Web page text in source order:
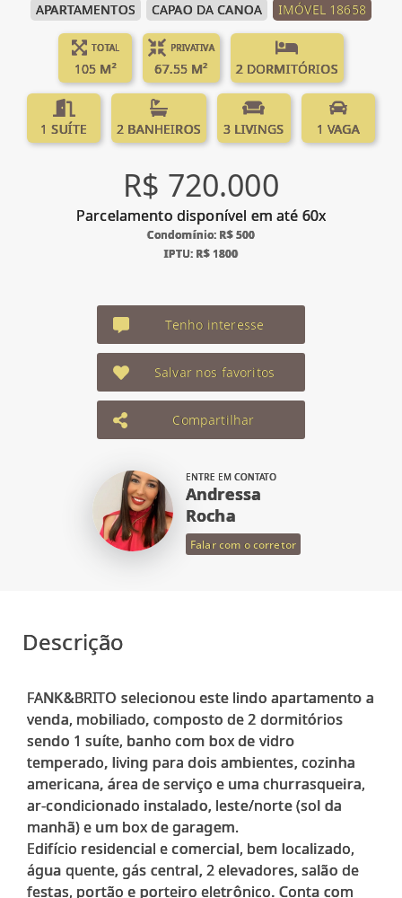
APARTAMENTOS CAPAO DA CANOA IMÓVEL 18658
TOTAL
105 M²
PRIVATIVA
67.55 M² 2 DORMITÓRIOS
1 SUÍTE 2 BANHEIROS 3 LIVINGS 1 VAGA
R$ 720.000
Parcelamento disponível em até 60x
Condomínio: R$ 500
IPTU: R$ 1800
Tenho interesse
Salvar nos favoritos
Compartilhar
ENTRE EM CONTATO
Andressa
Rocha
Falar com o corretor
Descrição
FANK&BRITO selecionou este lindo apartamento a
venda, mobiliado, composto de 2 dormitórios
sendo 1 suíte, banho com box de vidro
temperado, living para dois ambientes, cozinha
americana, área de serviço e uma churrasqueira,
ar-condicionado instalado, leste/norte (sol da
manhã) e um box de garagem.
Edifício residencial e comercial, bem localizado,
água quente, gás central, 2 elevadores, salão de
festas, portão e porteiro eletrônico. Conta com